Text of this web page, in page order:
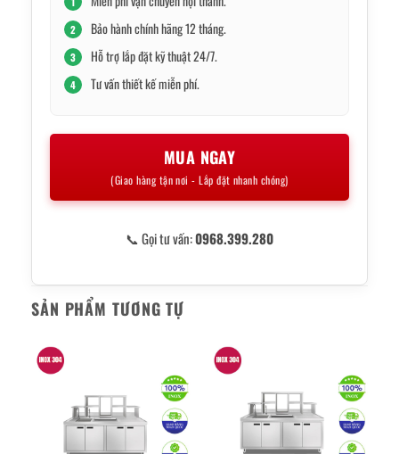
2 Bảo hành chính hãng 12 tháng.
3 Hỗ trợ lắp đặt kỹ thuật 24/7.
4 Tư vấn thiết kế miễn phí.
MUA NGAY
(Giao hàng tận nơi - Lắp đặt nhanh chóng)
📞 Gọi tư vấn:0968.399.280
SẢN PHẨM TƯƠNG TỰ